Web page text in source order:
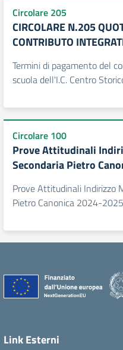
Circolare 205
CIRCOLARE N.205
CONTRIBUTO
Termini di pagamento del
scuola dell'I.C. Centro
Circolare 100
Prove Attitudinali
Secondaria Pietro
Prove Attitudinali Indirizzo
Pietro Canonica 2024-2025
Link Esterni